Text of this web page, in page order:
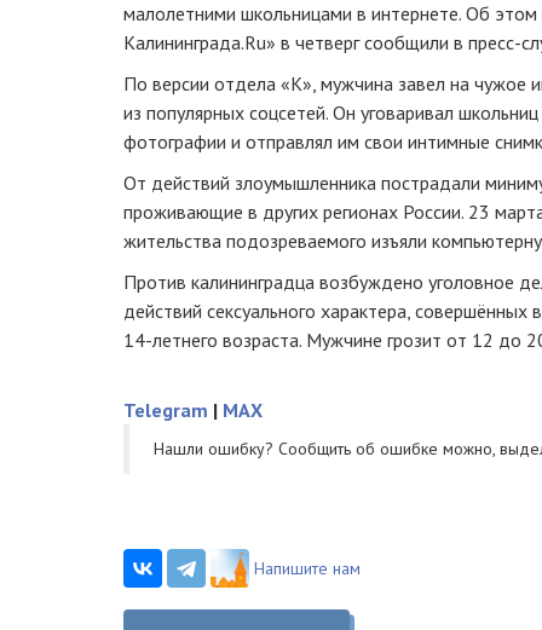
малолетними школьницами в интернете. Об
Калининграда.Ru» в четверг сообщили в пресс-
По версии отдела «К», мужчина завел на чужое
из популярных соцсетей. Он уговаривал
фотографии и отправлял им свои интимные
От действий злоумышленника пострадали
проживающие в других регионах России. 23
жительства подозреваемого изъяли
Против калининградца возбуждено уголовное
действий сексуального характера, совершённых
14-летнего возраста. Мужчине грозит от 12 до
Telegram | MAX
Нашли ошибку? Cообщить об ошибке можно,
Напишите нам